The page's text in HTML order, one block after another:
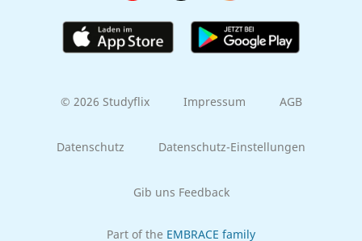
© 2026 Studyflix Impressum AGB
Datenschutz Datenschutz-Einstellungen
Gib uns Feedback
Part of the EMBRACE family